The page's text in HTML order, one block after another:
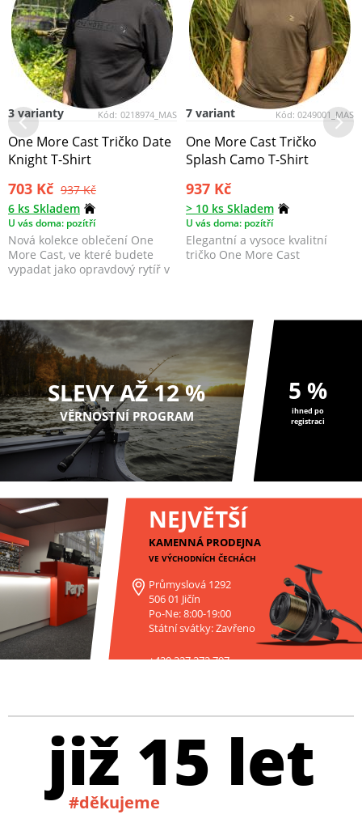
Kód: 0218974_MAS
3 varianty
One More Cast Tričko Date
Knight T-Shirt
703 Kč 937 Kč
6 ks Skladem
U vás doma: pozítří
Nová kolekce oblečení One
More Cast, ve které budete
vypadat jako opravdový rytíř v
Kód: 0249001_MAS
7 variant
One More Cast Tričko
Splash Camo T-Shirt
937 Kč
> 10 ks Skladem
U vás doma: pozítří
Elegantní a vysoce kvalitní
tričko One More Cast
SLEVY AŽ 12 %
VĚRNOSTNÍ PROGRAM
5 %
ihned po
registraci
NEJVĚTŠÍ
KAMENNÁ PRODEJNA
VE VÝCHODNÍCH ČECHÁCH
Průmyslová 1292
506 01 Jičín
Po-Ne: 8:00-19:00
Státní svátky: Zavřeno
+420 227 272 797
již 15 let
#děkujeme